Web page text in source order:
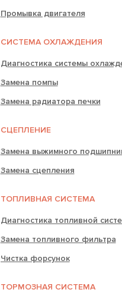
Промывка двигателя
СИСТЕМА ОХЛАЖДЕНИЯ
Диагностика системы
Замена помпы
Замена радиатора печки
СЦЕПЛЕНИЕ
Замена выжимного
Замена сцепления
ТОПЛИВНАЯ СИСТЕМА
Диагностика топливной
Замена топливного фильтра
Чистка форсунок
ТОРМОЗНАЯ СИСТЕМА